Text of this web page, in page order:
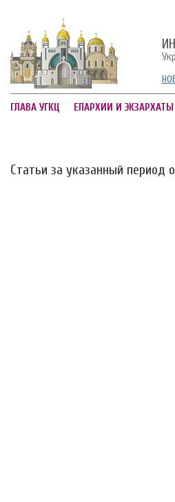
ГЛАВА УГКЦ ЕПАРХИИ И ЭКЗАРХАТЫ
Статьи за указанный период